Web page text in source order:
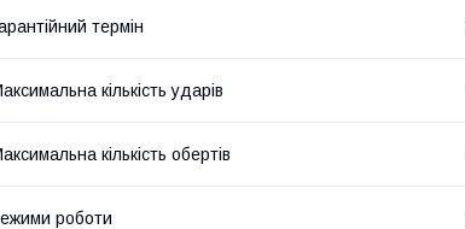
термін
кількість ударів
кількість обертів
роботи